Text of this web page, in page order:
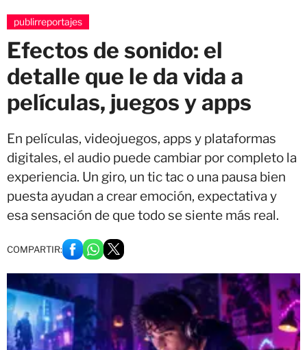
publirreportajes
Efectos de sonido: el
detalle que le da vida a
películas, juegos y apps
En películas, videojuegos, apps y plataformas
digitales, el audio puede cambiar por completo la
experiencia. Un giro, un tic tac o una pausa bien
puesta ayudan a crear emoción, expectativa y
esa sensación de que todo se siente más real.
COMPARTIR: